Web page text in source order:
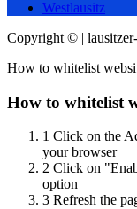
Westlausitz
Copyright © |
How to whitelist
How to whitelist
1 Click on the
your browser
2 Click on
option
3 Refresh the